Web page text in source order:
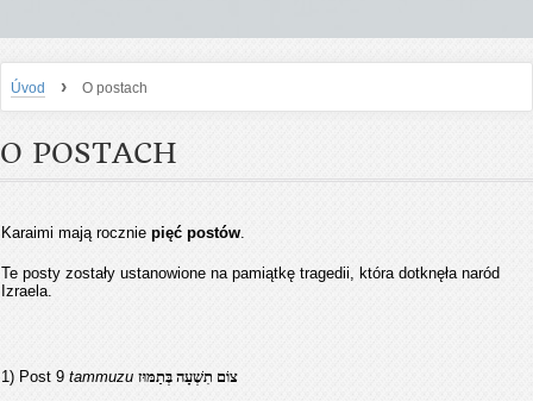
Úvod › O postach
O POSTACH
Karaimi mają rocznie pięć postów.
Te posty zostały ustanowione na pamiątkę tragedii, która dotknęła naród
Izraela.
1) Post 9 tammuzu צוֹם תִשְׁעָה בְּתַמּוּז